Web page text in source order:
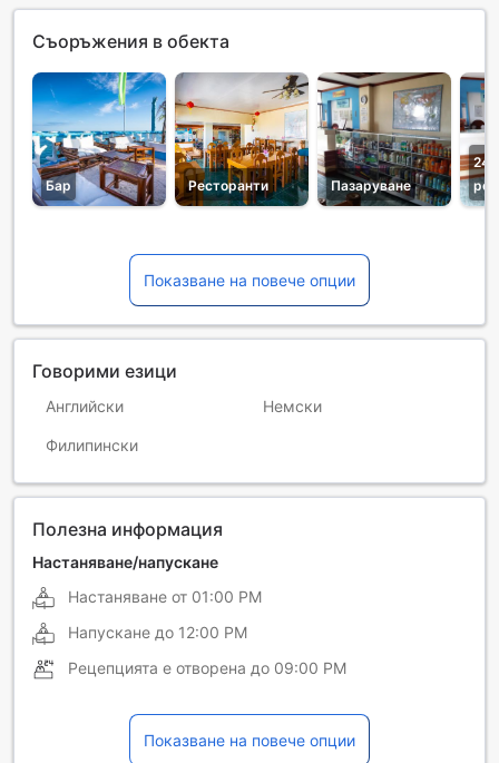
Съоръжения в обекта
Бар Ресторанти Пазаруване
24-
Показване на повече опции
Говорими езици
Английски Немски
Филипински
Полезна информация
Настаняване/напускане
Настаняване от 01:00 PM
Напускане до 12:00 PM
Рецепцията е отворена до 09:00 PM
Показване на повече опции